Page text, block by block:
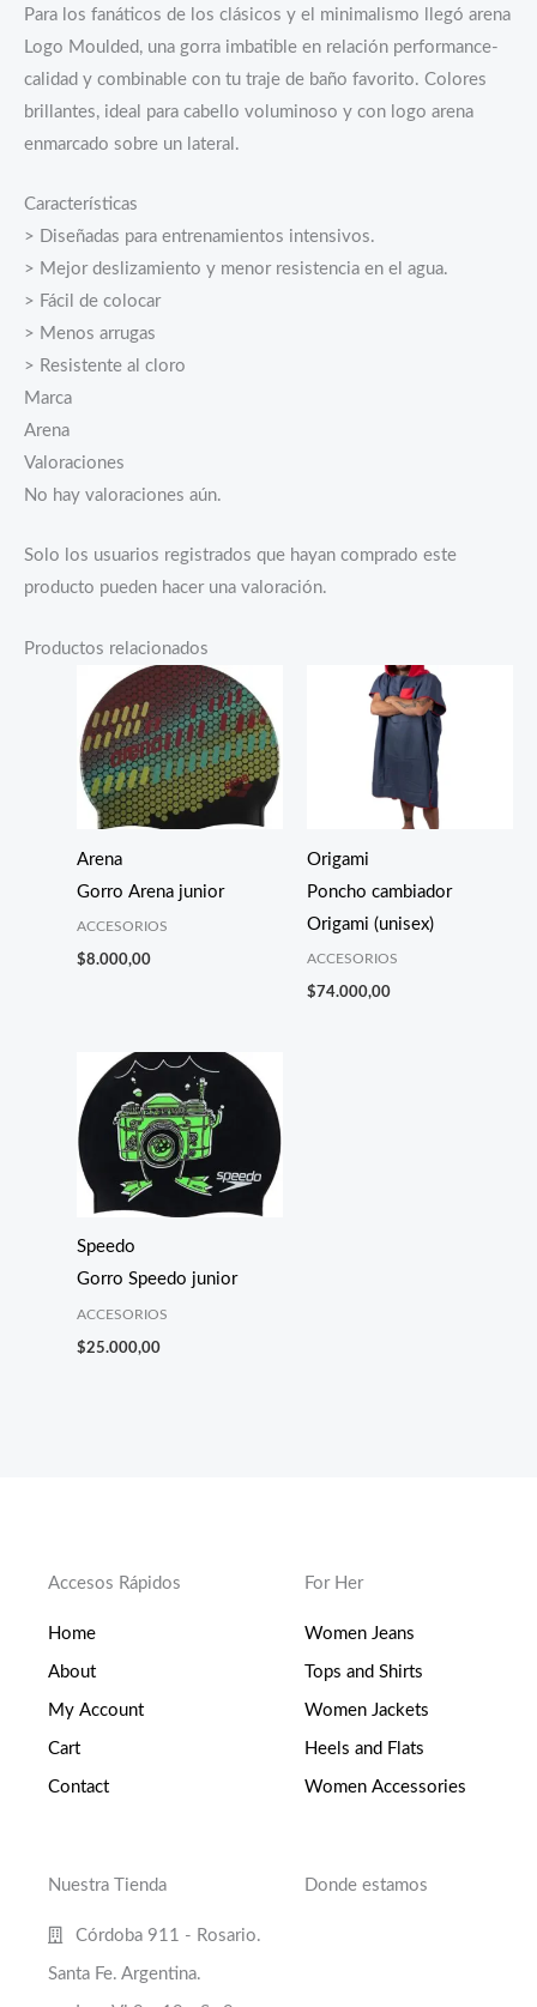
Para los fanáticos de los clásicos y el minimalismo llegó arena
Logo Moulded, una gorra imbatible en relación performance-
calidad y combinable con tu traje de baño favorito. Colores
brillantes, ideal para cabello voluminoso y con logo arena
enmarcado sobre un lateral.
Características
> Diseñadas para entrenamientos intensivos.
> Mejor deslizamiento y menor resistencia en el agua.
> Fácil de colocar
> Menos arrugas
> Resistente al cloro
Marca
Arena
Valoraciones
No hay valoraciones aún.
Solo los usuarios registrados que hayan comprado este
producto pueden hacer una valoración.
Productos relacionados
Arena
Gorro Arena junior
ACCESORIOS
$8.000,00
Origami
Poncho cambiador
Origami (unisex)
ACCESORIOS
$74.000,00
Speedo
Gorro Speedo junior
ACCESORIOS
$25.000,00
Accesos Rápidos
Home
About
My Account
Cart
Contact
For Her
Women Jeans
Tops and Shirts
Women Jackets
Heels and Flats
Women Accessories
Nuestra Tienda
Córdoba 911 - Rosario.
Santa Fe. Argentina.
Donde estamos